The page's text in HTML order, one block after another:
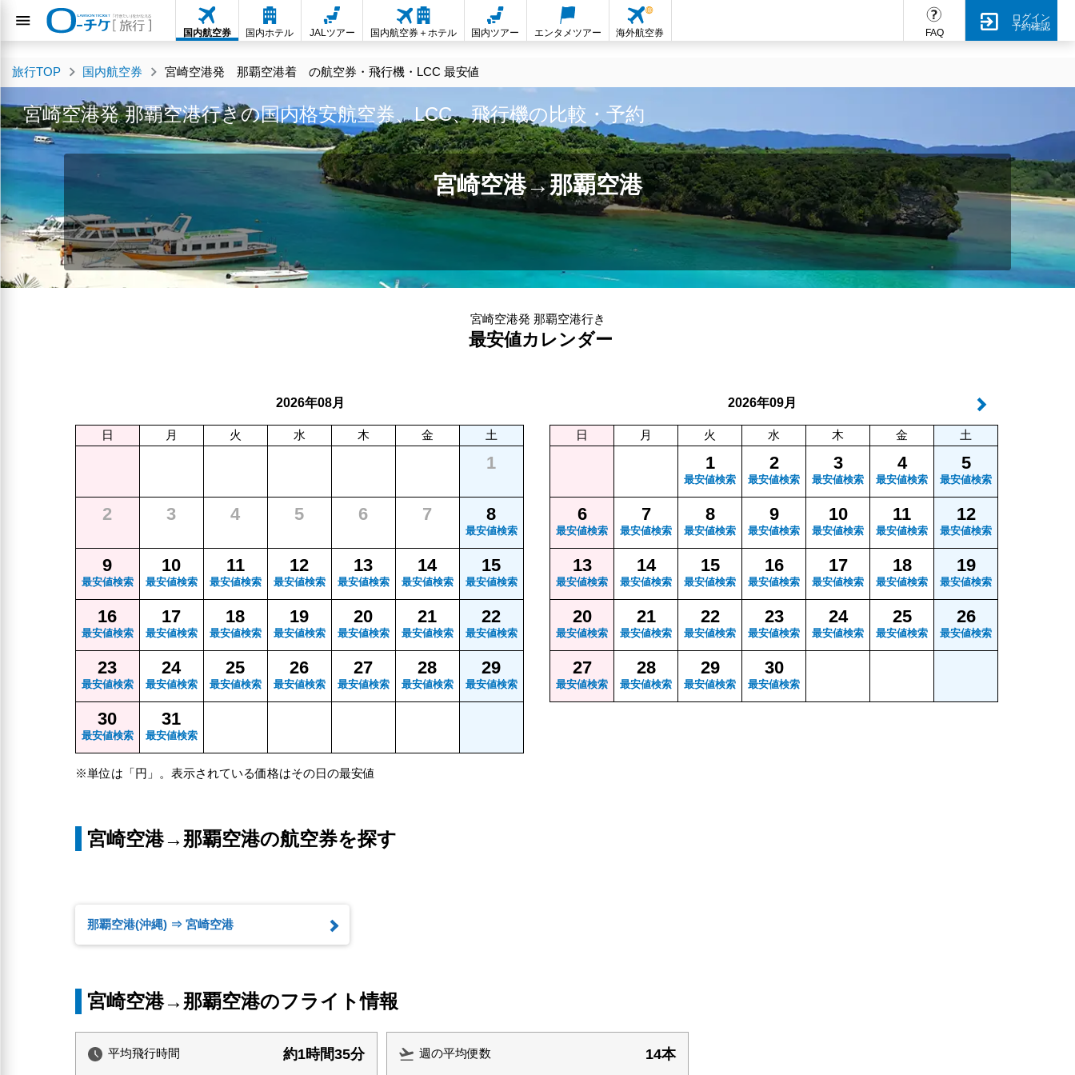
FAQ
ログイン
予約確認
国内航空券 国内ホテル JALツアー 国内航空券＋ホテル 国内ツアー エンタメツアー 海外航空券
旅行TOP 国内航空券 宮崎空港発 那覇空港着 の航空券・飛行機・LCC 最安値
宮崎空港発 那覇空港行きの国内格安航空券、LCC、飛行機の比較・予約
宮崎空港→那覇空港
宮崎空港発 那覇空港行き
最安値カレンダー
2026年08月
日 月 火 水 木 金 土
1
2 3 4 5 6 7 8
最安値検索
9
最安値検索
10
最安値検索
11
最安値検索
12
最安値検索
13
最安値検索
14
最安値検索
15
最安値検索
16
最安値検索
17
最安値検索
18
最安値検索
19
最安値検索
20
最安値検索
21
最安値検索
22
最安値検索
23
最安値検索
24
最安値検索
25
最安値検索
26
最安値検索
27
最安値検索
28
最安値検索
29
最安値検索
30
最安値検索
31
最安値検索
2026年09月
日 月 火 水 木 金 土
1
最安値検索
2
最安値検索
3
最安値検索
4
最安値検索
5
最安値検索
6
最安値検索
7
最安値検索
8
最安値検索
9
最安値検索
10
最安値検索
11
最安値検索
12
最安値検索
13
最安値検索
14
最安値検索
15
最安値検索
16
最安値検索
17
最安値検索
18
最安値検索
19
最安値検索
20
最安値検索
21
最安値検索
22
最安値検索
23
最安値検索
24
最安値検索
25
最安値検索
26
最安値検索
27
最安値検索
28
最安値検索
29
最安値検索
30
最安値検索
※単位は「円」。表示されている価格はその日の最安値
宮崎空港→那覇空港の航空券を探す
那覇空港(沖縄) ⇒ 宮崎空港
宮崎空港→那覇空港のフライト情報
平均飛行時間 約1時間35分 週の平均便数 14本